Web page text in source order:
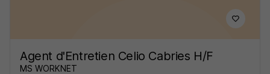
Agent d'Entretien Celio Cabries H/F
MS WORKNET